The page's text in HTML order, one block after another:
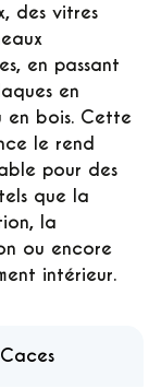
Caces
des vitres
en passant
en
en bois. Cette
le rend
pour des
que la
la
ou encore
intérieur.